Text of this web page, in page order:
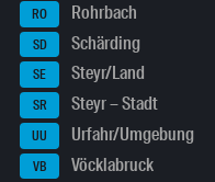
RO Rohrbach
SD Schärding
SE Steyr/Land
SR Steyr – Stadt
UU Urfahr/Umgebung
VB Vöcklabruck